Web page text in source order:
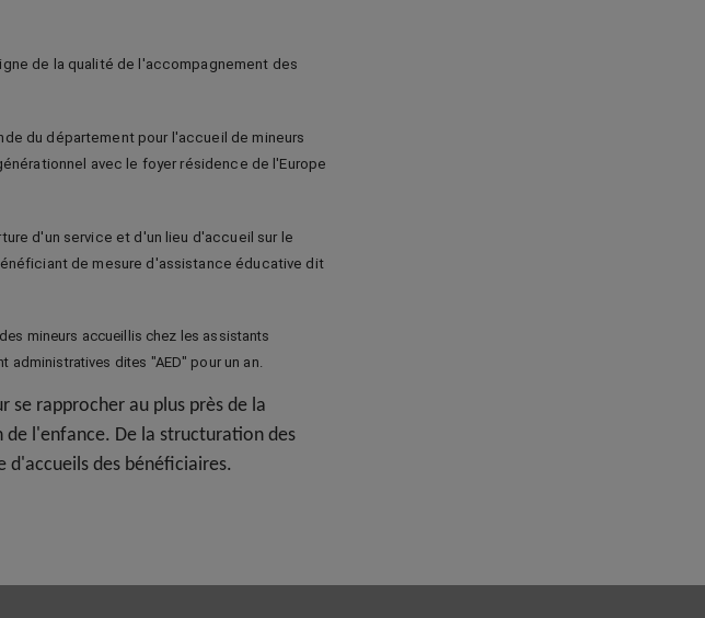
de la qualité de l'accompagnement des
du département pour l'accueil de mineurs
avec le foyer résidence de l'Europe
d'un service et d'un lieu d'accueil sur le
de mesure d'assistance éducative dit
mineurs accueillis chez les assistants
dites "AED" pour un an.
se rapprocher au plus près de la
l'enfance. De la structuration des
d'accueils des bénéficiaires.